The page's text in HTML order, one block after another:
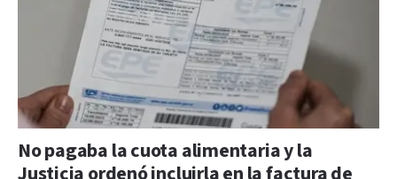
No pagaba la cuota alimentaria y la